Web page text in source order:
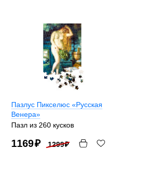
Пазлус Пикселюс «Русская
Венера»
Пазл из 260 кусков
1169₽ 1299₽